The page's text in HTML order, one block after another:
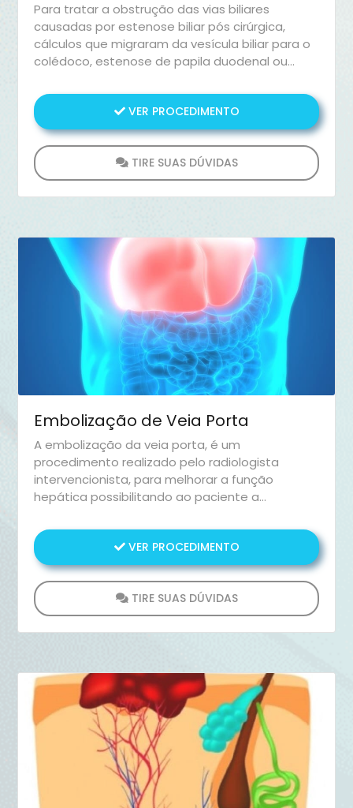
Para tratar a obstrução das vias biliares
causadas por estenose biliar pós cirúrgica,
cálculos que migraram da vesícula biliar para o
colédoco, estenose de papila duodenal ou
cirúrgicas, se faz necessário a drenagem via
biliar.
VER PROCEDIMENTO
TIRE SUAS DÚVIDAS
Embolização de Veia Porta
A embolização da veia porta, é um
procedimento realizado pelo radiologista
intervencionista, para melhorar a função
hepática possibilitando ao paciente a
VER PROCEDIMENTO
TIRE SUAS DÚVIDAS